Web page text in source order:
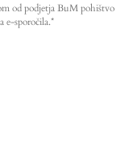
od podjetja BuM pohištvo
e-sporočila.*